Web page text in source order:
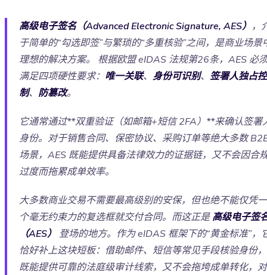
高级电子签名（Advanced Electronic Signature, AES） ，
于简单的“勾选即签”与繁琐的“多重核验”之间，是商业场景
理想的解决方案。 根据欧盟 eIDAS 法规第26条，AES 必
满足四项硬性要求： 唯一关联、 身份可识别、 签署人独占控
制、 防篡改。
它通常通过**双重验证（如邮箱+短信 2FA）**来确认签署
身份。对于销售合同、保密协议、采购订单等绝大多数
场景，AES 既能提供具备法律效力的证据链，又不会因合
过度而拖累成单效率。
大多数商业交易不需要最高级别的安保，但也绝不能仅凭一
个毫无约束力的复选框就交付合同。而这正是高级电子签
（AES） 登场的地方。作为 eIDAS 框架下的“黄金标准”，
恰好补上这块短板：借助邮件、短信等常见手段核验身份，
既能提供可靠的法庭级审计线索，又不会拖垮成单转化，对